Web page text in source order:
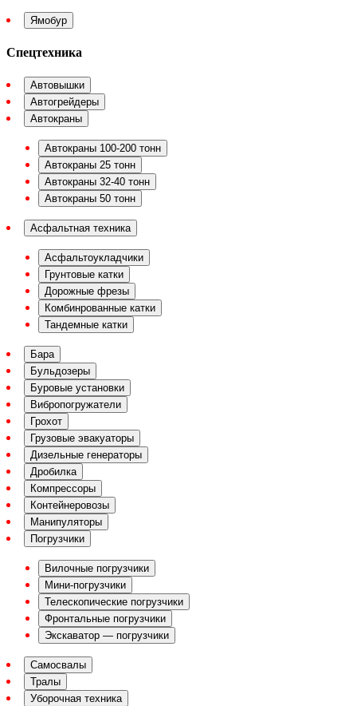
Ямобур
Спецтехника
Автовышки
Автогрейдеры
Автокраны
Автокраны 100-200 тонн
Автокраны 25 тонн
Автокраны 32-40 тонн
Автокраны 50 тонн
Асфальтная техника
Асфальтоукладчики
Грунтовые катки
Дорожные фрезы
Комбинрованные катки
Тандемные катки
Бара
Бульдозеры
Буровые установки
Вибропогружатели
Грохот
Грузовые эвакуаторы
Дизельные генераторы
Дробилка
Компрессоры
Контейнеровозы
Манипуляторы
Погрузчики
Вилочные погрузчики
Мини-погрузчики
Телескопические погрузчики
Фронтальные погрузчики
Экскаватор — погрузчики
Самосвалы
Тралы
Уборочная техника